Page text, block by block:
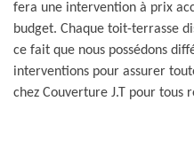
fera une intervention à prix
budget. Chaque toit-terrasse
ce fait que nous possédons
interventions pour assurer
chez Couverture J.T pour tous